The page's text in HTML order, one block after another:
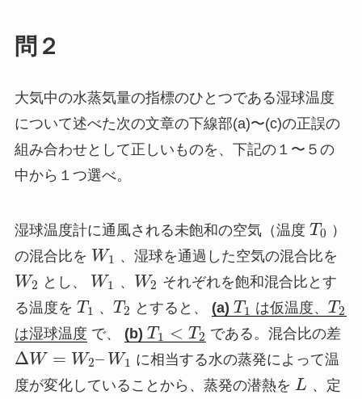
問２
大気中の水蒸気量の指標のひとつである湿球温度
について述べた次の文章の下線部(a)〜(c)の正誤の
組み合わせとして正しいものを、下記の１〜５の
中から１つ選べ。
湿球温度計に通風される未飽和の空気（温度 T0 ）
の混合比を W1 、湿球を通過した空気の混合比を
W2 とし、 W1 、 W2 それぞれを飽和混合比とす
る温度を T 1 、T2 とすると、 (a) T1 は仮温度、T2
は湿球温度 で、 (b) T 1 < T2 である。混合比の差
ΔW = W2– W1 に相当する水の蒸発によって温
度が変化していることから、蒸発の潜熱を L 、定